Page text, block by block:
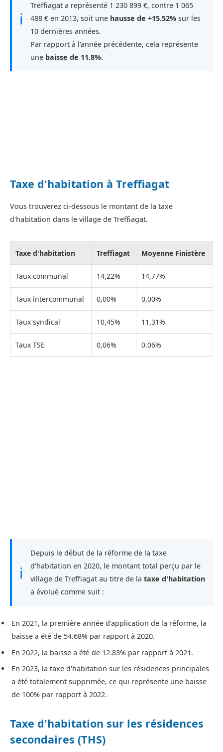
ℹ
Treffiagat a représenté 1 230 899 €, contre 1 065
488 € en 2013, soit une hausse de +15.52% sur les
10 dernières années.
Par rapport à l'année précédente, cela représente
une baisse de 11.8%.
Taxe d'habitation à Treffiagat
Vous trouverez ci-dessous le montant de la taxe
d'habitation dans le village de Treffiagat.
Taxe d'habitation Treffiagat Moyenne Finistère
Taux communal 14,22% 14,77%
Taux intercommunal 0,00% 0,00%
Taux syndical 10,45% 11,31%
Taux TSE 0,06% 0,06%
ℹ
Depuis le début de la réforme de la taxe
d'habitation en 2020, le montant total perçu par le
village de Treffiagat au titre de la taxe d'habitation
a évolué comme suit :
En 2021, la première année d'application de la réforme, la
baisse a été de 54.68% par rapport à 2020.
En 2022, la baisse a été de 12.83% par rapport à 2021.
En 2023, la taxe d'habitation sur les résidences principales
a été totalement supprimée, ce qui représente une baisse
de 100% par rapport à 2022.
Taxe d'habitation sur les résidences
secondaires (THS)